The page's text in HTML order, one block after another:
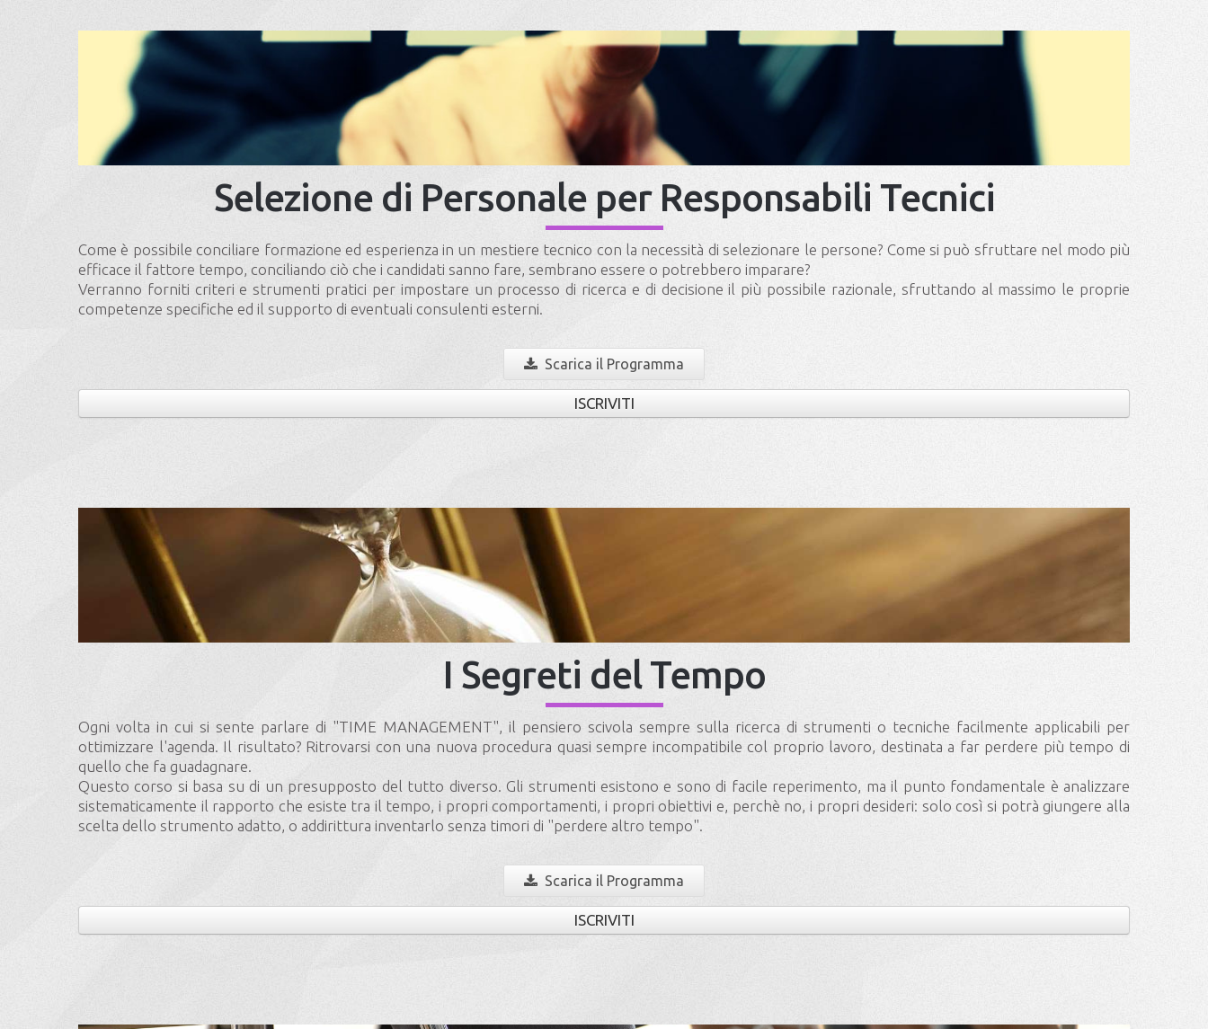
Selezione di Personale per Responsabili Tecnici
Come è possibile conciliare formazione ed esperienza in un mestiere tecnico con la necessità di selezionare le persone? Come si può sfruttare nel modo più
efficace il fattore tempo, conciliando ciò che i candidati sanno fare, sembrano essere o potrebbero imparare?
Verranno forniti criteri e strumenti pratici per impostare un processo di ricerca e di decisione il più possibile razionale, sfruttando al massimo le proprie
competenze specifiche ed il supporto di eventuali consulenti esterni.
Scarica il Programma
ISCRIVITI
I Segreti del Tempo
Ogni volta in cui si sente parlare di "TIME MANAGEMENT", il pensiero scivola sempre sulla ricerca di strumenti o tecniche facilmente applicabili per
ottimizzare l'agenda. Il risultato? Ritrovarsi con una nuova procedura quasi sempre incompatibile col proprio lavoro, destinata a far perdere più tempo di
quello che fa guadagnare.
Questo corso si basa su di un presupposto del tutto diverso. Gli strumenti esistono e sono di facile reperimento, ma il punto fondamentale è analizzare
sistematicamente il rapporto che esiste tra il tempo, i propri comportamenti, i propri obiettivi e, perchè no, i propri desideri: solo così si potrà giungere alla
scelta dello strumento adatto, o addirittura inventarlo senza timori di "perdere altro tempo".
Scarica il Programma
ISCRIVITI